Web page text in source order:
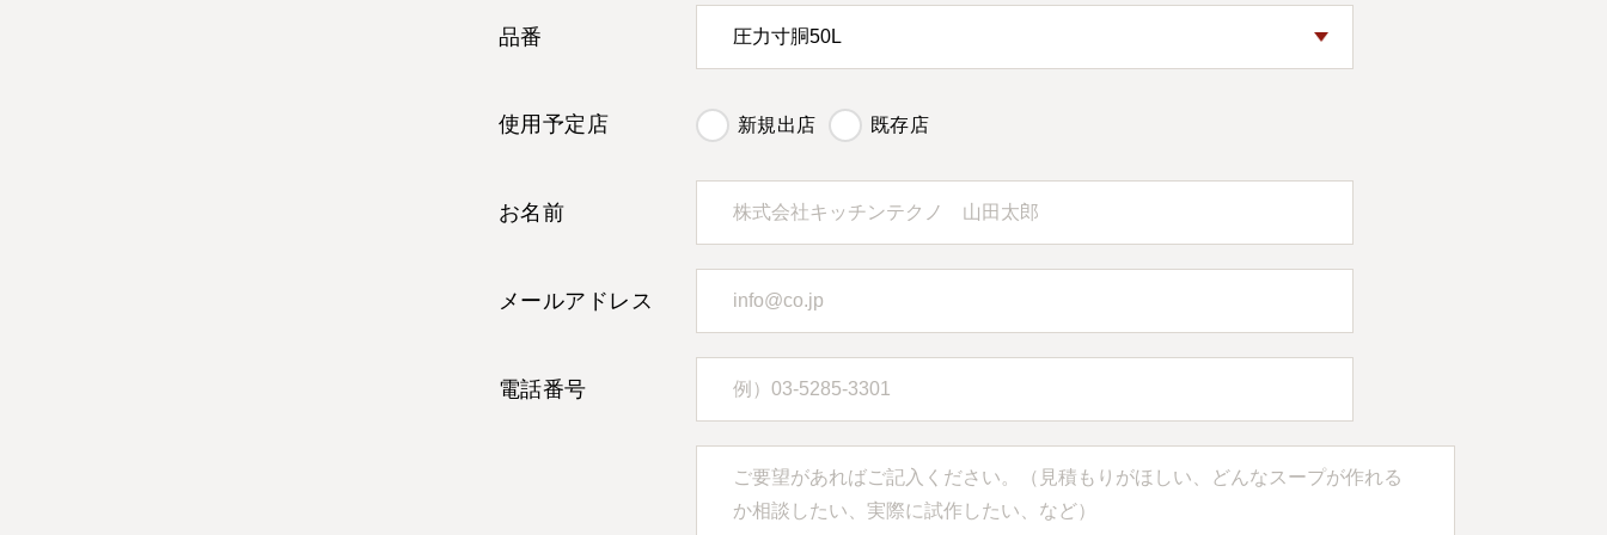
品番
使用予定店 新規出店 既存店
お名前
メールアドレス
電話番号